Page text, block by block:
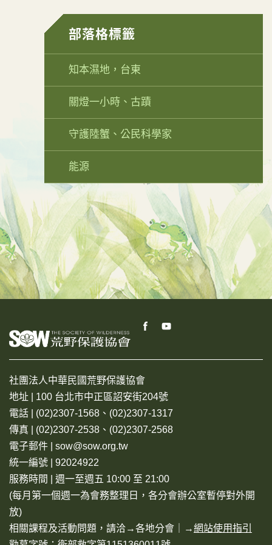
部落格標籤
知本濕地，台東
關燈一小時、古蹟
守護陸蟹、公民科學家
能源
社團法人中華民國荒野保護協會
地址 | 100 台北市中正區詔安街204號
電話 | (02)2307-1568、(02)2307-1317
傳真 | (02)2307-2538、(02)2307-2568
電子郵件 | sow@sow.org.tw
統一編號 | 92024922
服務時間 | 週一至週五 10:00 至 21:00
(每月第一個週一為會務整理日，各分會辦公室暫停對外開
放)
相關課程及活動問題，請洽→各地分會 ｜→網站使用指引